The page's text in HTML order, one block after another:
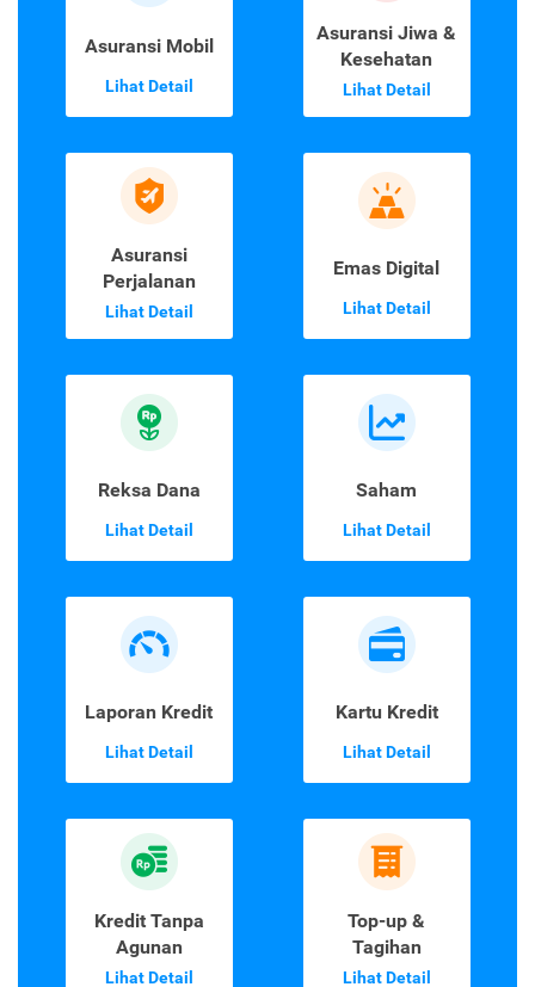
Asuransi Mobil
Lihat Detail
Asuransi Jiwa &
Kesehatan
Lihat Detail
Asuransi
Perjalanan
Lihat Detail
Emas Digital
Lihat Detail
Reksa Dana
Lihat Detail
Saham
Lihat Detail
Laporan Kredit
Lihat Detail
Kartu Kredit
Lihat Detail
Kredit Tanpa
Agunan
Lihat Detail
Top-up &
Tagihan
Lihat Detail